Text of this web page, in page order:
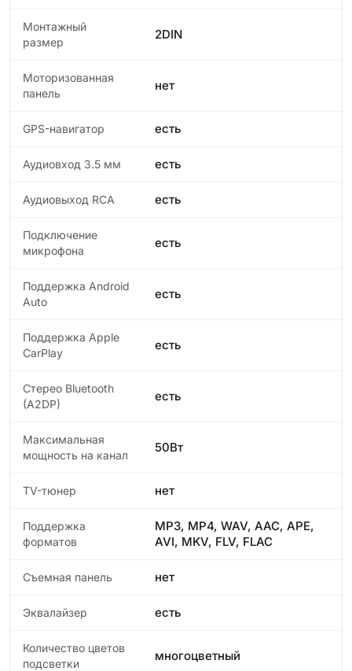
Монтажный
размер
2DIN
Моторизованная
панель
нет
GPS-навигатор есть
Аудиовход 3.5 мм есть
Аудиовыход RCA есть
Подключение
микрофона
есть
Поддержка Android
Auto
есть
Поддержка Apple
CarPlay
есть
Стерео Bluetooth
(A2DP)
есть
Максимальная
мощность на канал
50Вт
TV-тюнер нет
Поддержка
форматов
MP3, MP4, WAV, AAC, APE,
AVI, MKV, FLV, FLAC
Съемная панель нет
Эквалайзер есть
Количество цветов
подсветки
многоцветный